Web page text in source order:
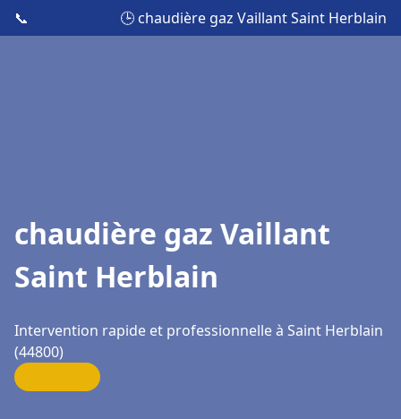
📞 🕒 chaudière gaz Vaillant Saint Herblain
chaudière gaz Vaillant
Saint Herblain
Intervention rapide et professionnelle à Saint Herblain
(44800)